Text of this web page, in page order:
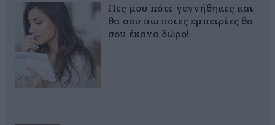
Πες μου πότε γεννήθηκες και
θα σου πω ποιες εμπειρίες θα
σου έκανα δώρο!